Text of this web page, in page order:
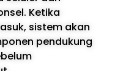
Ketika
sistem akan
pendukung